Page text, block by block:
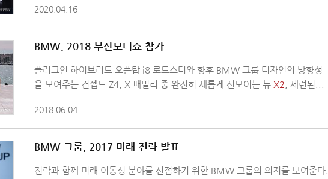
2020.04.16
BMW, 2018 부산모터쇼 참가
플러그인 하이브리드 오픈탑 i8 로드스터와 향후 BMW 그룹 디자인의 방향성
을 보여주는 컨셉트 Z4, X 패밀리 중 완전히 새롭게 선보이는 뉴 X2 , 세련된...
2018.06.04
BMW 그룹, 2017 미래 전략 발표
전략과 함께 미래 이동성 분야를 선점하기 위한 BMW 그룹의 의지를 보여준다.